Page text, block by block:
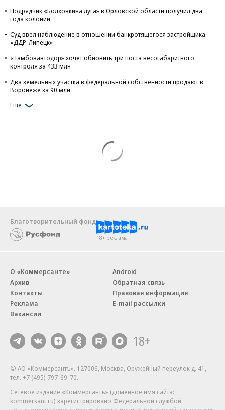
Подрядчик «Болховкина луга» в Орловской области получил два
года колонии
Суд ввел наблюдение в отношении банкротящегося застройщика
«ДДР-Липецк»
«Тамбовавтодор» хочет обновить три поста весогабаритного
контроля за 433 млн
Два земельных участка в федеральной собственности продают в
Воронеже за 90 млн
Еще
Благотворительный фонд
18+ реклама
О «Коммерсанте»
Архив
Контакты
Реклама
Вакансии
Android
Обратная связь
Правовая информация
E-mail рассылки
18+
© АО «Коммерсантъ». 127006, Москва, Оружейный переулок д. 41,
тел. +7 (495) 797-69-70.
Сетевое издание «Коммерсантъ» (доменное имя сайта:
kommersant.ru) зарегистрировано Федеральной службой